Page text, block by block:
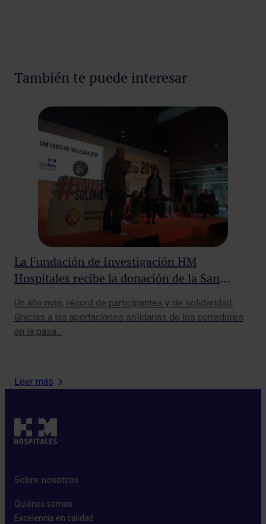
También te puede interesar
La Fundación de Investigación HM
Hospitales recibe la donación de la San
Un año más, récord de participantes y de solidaridad.
Gracias a las aportaciones solidarias de los corredores
en la pasa…
Leer más
Sobre nosotros
Quiénes somos​
Excelencia en calidad​